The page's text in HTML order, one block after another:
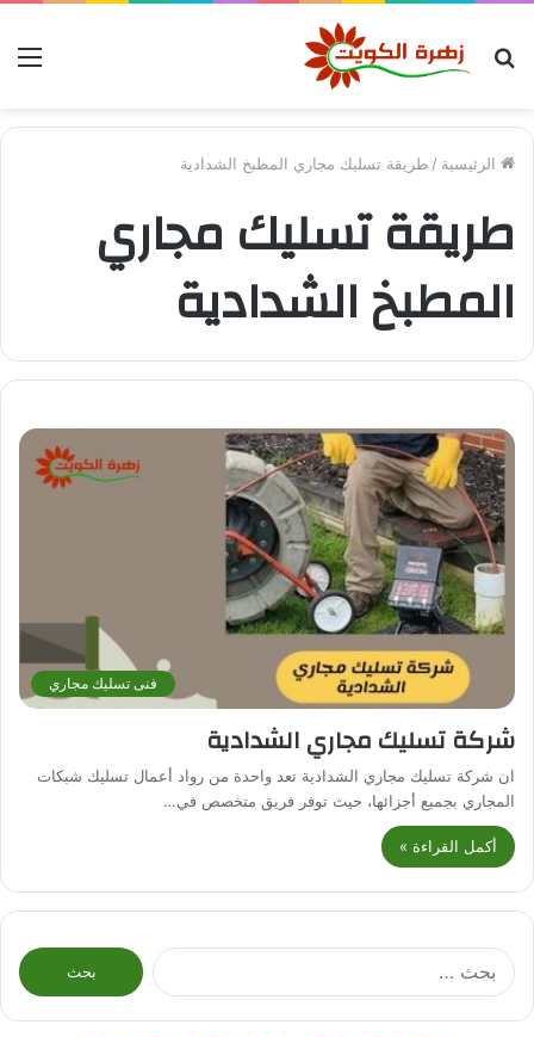
بحث
الرئيسية / طريقة تسليك مجاري المطبخ الشدادية
طريقة تسليك مجاري
المطبخ الشدادية
فنى تسليك مجاري
شركة تسليك مجاري الشدادية
ان شركة تسليك مجاري الشدادية تعد واحدة من رواد أعمال تسليك شبكات
المجاري بجميع أجزائها، حيث توفر فريق متخصص في…
أكمل القراءة »
البحث
عن: